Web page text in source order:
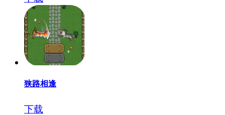
狭路相逢
下载